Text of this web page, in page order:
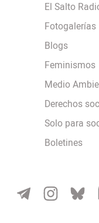
El Salto
Fotogalerías
Blogs
Feminismos
Medio
Derechos
Solo para
Boletines